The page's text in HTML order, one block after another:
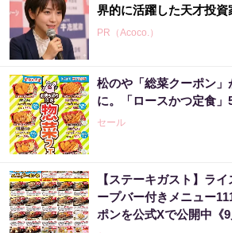
界的に活躍した天才投資
PR（Acoco.）
【昭和43年以前生まれ
うべき】6つの数字が「
PR（株式会社MURA）
【昭和43年以前生まれ
うべき】6つの数字が「
PR（株式会社MURA）
松のや「総菜クーポン」
に。「ロースかつ定食」
セール
【ステーキガスト】ラ
ープバー付きメニュー
ポンを公式Xで公開中《9